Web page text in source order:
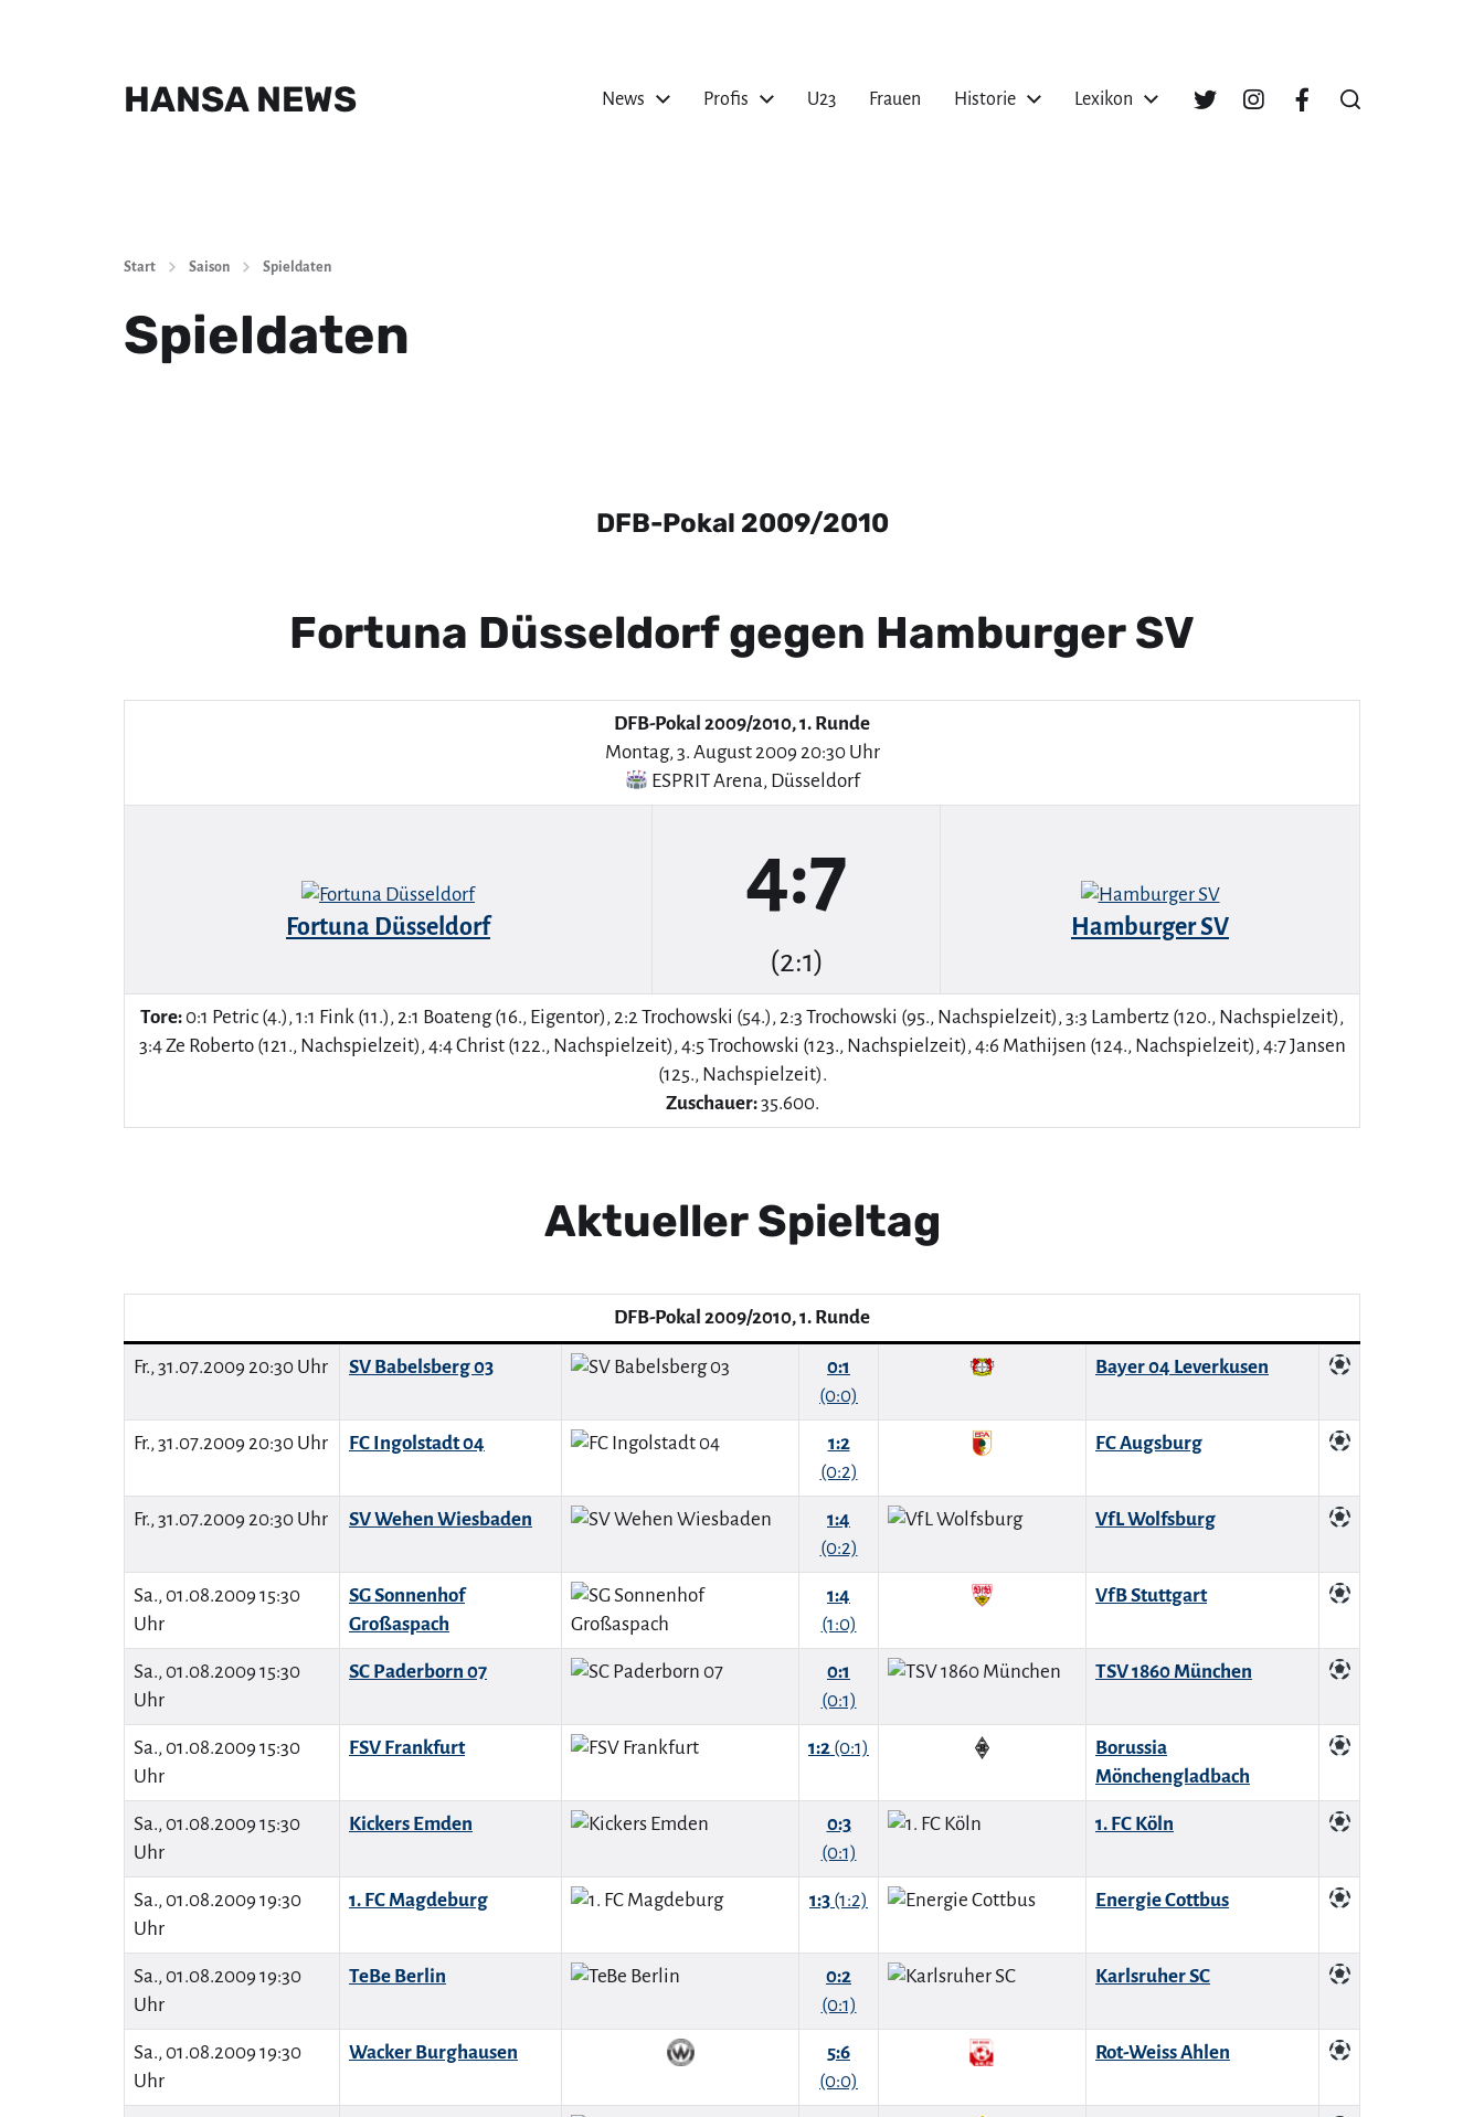
HANSA NEWS News Profis U23 Frauen Historie Lexikon
Start Saison Spieldaten
Spieldaten
DFB-Pokal 2009/2010
Fortuna Düsseldorf gegen Hamburger SV
DFB-Pokal 2009/2010, 1. Runde
Montag, 3. August 2009 20:30 Uhr
ESPRIT Arena, Düsseldorf
Fortuna Düsseldorf
4:7
(2:1)
Hamburger SV
Tore: 0:1 Petric (4.), 1:1 Fink (11.), 2:1 Boateng (16., Eigentor), 2:2 Trochowski (54.), 2:3 Trochowski (95., Nachspielzeit), 3:3 Lambertz (120., Nachspielzeit),
3:4 Ze Roberto (121., Nachspielzeit), 4:4 Christ (122., Nachspielzeit), 4:5 Trochowski (123., Nachspielzeit), 4:6 Mathijsen (124., Nachspielzeit), 4:7 Jansen
(125., Nachspielzeit).
Zuschauer:35.600.
Aktueller Spieltag
DFB-Pokal 2009/2010, 1. Runde
Fr., 31.07.2009 20:30 Uhr SV Babelsberg 03
0:1
(0:0)
Bayer 04 Leverkusen
Fr., 31.07.2009 20:30 Uhr FC Ingolstadt 04
1:2
(0:2)
FC Augsburg
Fr., 31.07.2009 20:30 Uhr SV Wehen Wiesbaden
1:4
(0:2)
VfL Wolfsburg
Sa., 01.08.2009 15:30
Uhr
SG Sonnenhof
Großaspach
1:4
(1:0)
VfB Stuttgart
Sa., 01.08.2009 15:30
Uhr
SC Paderborn 07
0:1
(0:1)
TSV 1860 München
Sa., 01.08.2009 15:30
Uhr
FSV Frankfurt 1:2 (0:1)
Borussia
Mönchengladbach
Sa., 01.08.2009 15:30
Uhr
Kickers Emden
0:3
(0:1)
1. FC Köln
Sa., 01.08.2009 19:30
Uhr
1. FC Magdeburg 1:3 (1:2) Energie Cottbus
Sa., 01.08.2009 19:30
Uhr
TeBe Berlin
0:2
(0:1)
Karlsruher SC
Sa., 01.08.2009 19:30
Uhr
Wacker Burghausen
5:6
(0:0)
Rot-Weiss Ahlen